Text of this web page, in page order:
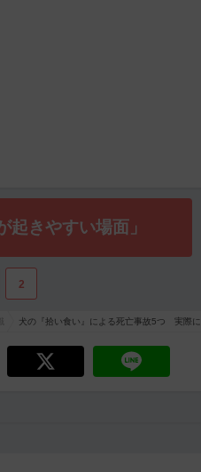
きやすい場面」
2
犬の『拾い食い』による死亡事故5つ 実際